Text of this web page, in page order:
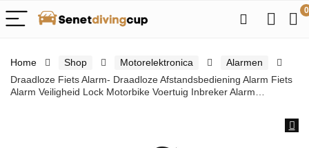
0
Home Shop Motorelektronica
Alarmen
Draadloze Fiets Alarm- Draadloze Afstandsbediening Alarm Fiets
Alarm Veiligheid Lock Motorbike Voertuig Inbreker Alarm…